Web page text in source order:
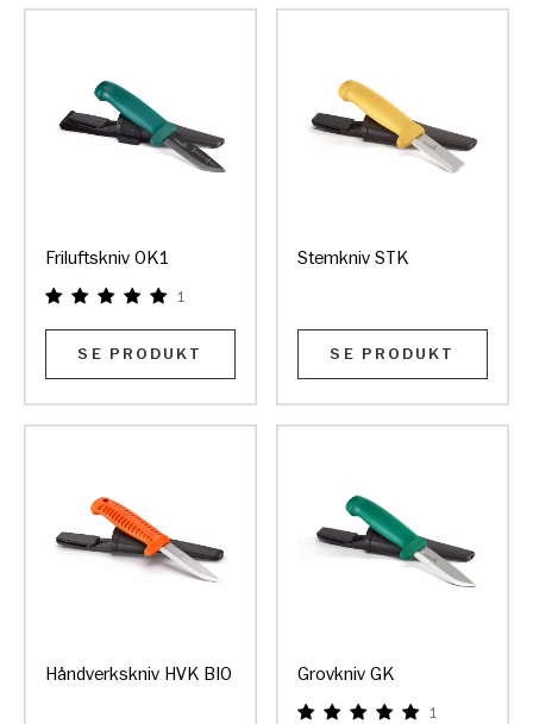
Friluftskniv OK1
1
SE PRODUKT
Stemkniv STK
SE PRODUKT
Håndverkskniv HVK BIO Grovkniv GK
1